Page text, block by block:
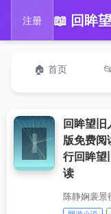
注册
🏠 首页
回眸望
版免费阅
行回眸望
读
陈静娴裴景